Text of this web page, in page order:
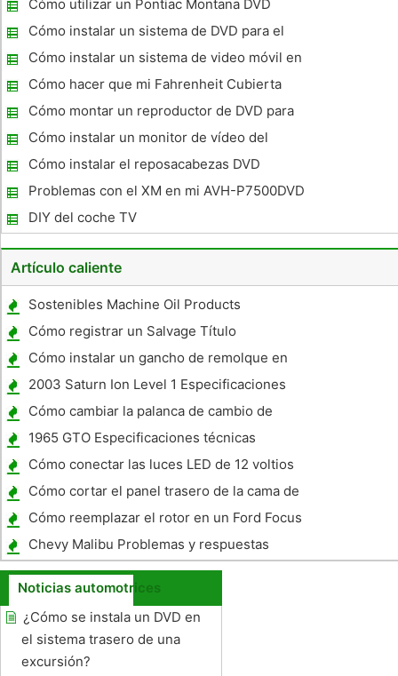
Cómo utilizar un Pontiac Montana DVD
Cómo instalar un sistema de DVD para el
coche
Cómo instalar un sistema de video móvil en
un coche
Cómo hacer que mi Fahrenheit Cubierta
iPod trabajo para todos los altavoces
Cómo montar un reproductor de DVD para
el reposacabezas
Cómo instalar un monitor de vídeo del
coche
Cómo instalar el reposacabezas DVD
Players
Problemas con el XM en mi AVH-P7500DVD
DIY del coche TV
Artículo caliente
Sostenibles Machine Oil Products
Cómo registrar un Salvage Título
Motocicleta en Nueva York
Cómo instalar un gancho de remolque en
un Nissan Xterra
2003 Saturn Ion Level 1 Especificaciones
Cómo cambiar la palanca de cambio de
marchas en un Malibu 2005
1965 GTO Especificaciones técnicas
Cómo conectar las luces LED de 12 voltios
del cableado Auto
Cómo cortar el panel trasero de la cama de
un camión
Cómo reemplazar el rotor en un Ford Focus
Chevy Malibu Problemas y respuestas
Noticias automotrices
¿Cómo se instala un DVD en
el sistema trasero de una
excursión?